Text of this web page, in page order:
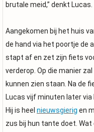
brutale meid,” denkt Lucas.
Aangekomen bij het huis
de hand via het poortje de
stapt af en zet zijn fiets
verderop. Op die manier
kunnen zien staan. Na de
Lucas vijf minuten later via
Hij is heel nieuwsgierig en
zus bij hun tante doet.